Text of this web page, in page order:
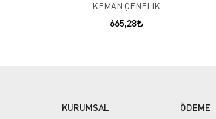
KEMAN ÇENELİK
665,28
KURUMSAL ÖDEME